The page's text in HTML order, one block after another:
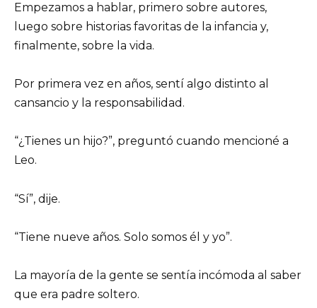
Empezamos a hablar, primero sobre autores,
luego sobre historias favoritas de la infancia y,
finalmente, sobre la vida.
Por primera vez en años, sentí algo distinto al
cansancio y la responsabilidad.
“¿Tienes un hijo?”, preguntó cuando mencioné a
Leo.
“Sí”, dije.
“Tiene nueve años. Solo somos él y yo”.
La mayoría de la gente se sentía incómoda al saber
que era padre soltero.